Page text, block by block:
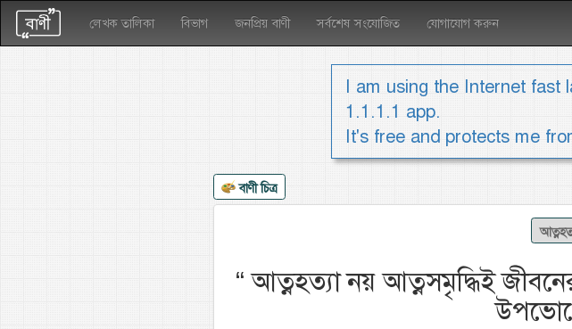
লেখক তালিকা বিভাগ জনপ্রিয় বাণী সর্বশেষ সংযোজিত যোগাযোগ করুন
I am using the Internet fast
1.1.1.1 app.
It's free and protects me
বাণী চিত্র
“আত্নহত্যা নয় আত্নসমৃদ্ধিই